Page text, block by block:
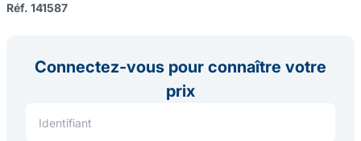
Réf. 141587
Connectez-vous pour connaître votre
prix